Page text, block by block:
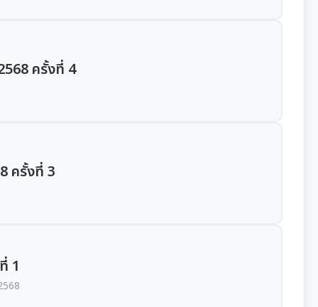
ครั้งที่ 4
ครั้งที่ 3
1